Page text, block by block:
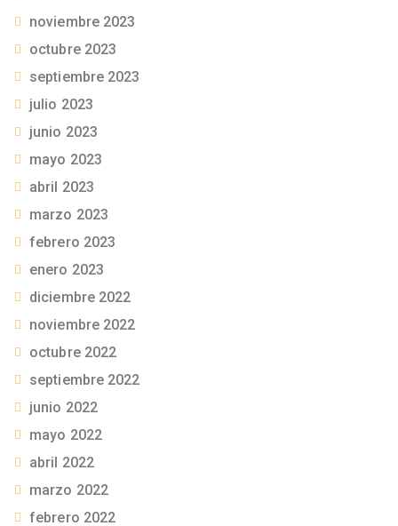
noviembre 2023
octubre 2023
septiembre 2023
julio 2023
junio 2023
mayo 2023
abril 2023
marzo 2023
febrero 2023
enero 2023
diciembre 2022
noviembre 2022
octubre 2022
septiembre 2022
junio 2022
mayo 2022
abril 2022
marzo 2022
febrero 2022